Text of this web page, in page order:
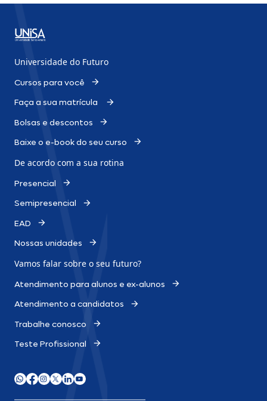
Universidade do Futuro
Cursos para você
Faça a sua matrícula
Bolsas e descontos
Baixe o e-book do seu curso
De acordo com a sua rotina
Presencial
Semipresencial
EAD
Nossas unidades
Vamos falar sobre o seu futuro?
Atendimento para alunos e ex-alunos
Atendimento a candidatos
Trabalhe conosco
Teste Profissional